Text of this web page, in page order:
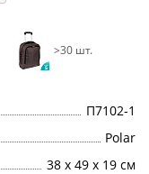
>30 шт.
П7102-1
Polar
38 х 49 х 19 см